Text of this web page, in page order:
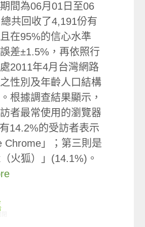
間為06月01日至06
共回收了4,191份有
在95%的信心水準
差±1.5%，再依照行
2011年4月台灣網路
性別及年齡人口結構
根據調查結果顯示，
者最常使用的瀏覽器
14.2%的受訪者表示
Chrome」；第三則是
（火狐）」(14.1%)。